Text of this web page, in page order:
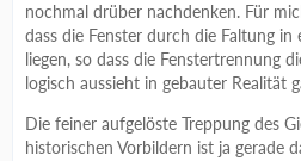
nochmal drüber nachdenken. Für
dass die Fenster durch die Faltung in
liegen, so dass die Fenstertrennung
logisch aussieht in gebauter Realität
Die feiner aufgelöste Treppung des
historischen Vorbildern ist ja gerade